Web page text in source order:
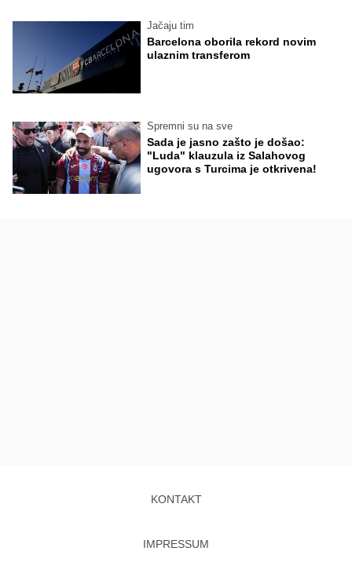
Jačaju tim
Barcelona oborila rekord novim
ulaznim transferom
Spremni su na sve
Sada je jasno zašto je došao:
"Luda" klauzula iz Salahovog
ugovora s Turcima je otkrivena!
KONTAKT
IMPRESSUM